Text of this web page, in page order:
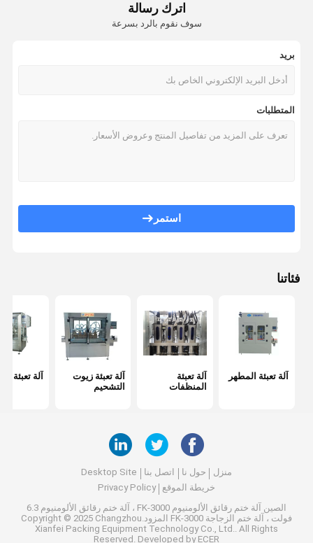
آلة تغليف المواد الكيميائية
آلة تعبئة الأكياس
آلة تعبئة مضخة تمعجية
آلة ختم رقائق الألومنيوم
اترك رسالة
سوف نقوم بالرد بسرعة
بريد
المتطلبات
استمر
فئاتنا
آلة تعبئة المطهر
آلة تعبئة
المنظفات
آلة تعبئة زيوت
التشحيم
آلة تعبئة
منزل حول نا اتصل بنا
Desktop Site
خريطة الموقع
Privacy Policy
الصين آلة ختم رقائق الألومنيوم FK-3000 ، آلة ختم رقائق الألومنيوم 6.3
فولت ، آلة ختم الزجاجة FK-3000
المزود.Copyright © 2025 Changzhou
Xianfei Packing Equipment Technology Co., Ltd.. All Rights
Reserved. Developed by ECER